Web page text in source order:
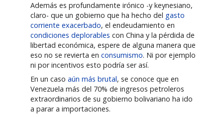
Además es profundamente irónico -y keynesiano,
claro- que un gobierno que ha hecho del gasto
corriente exacerbado, el endeudamiento en
condiciones deplorables con China y la pérdida de
libertad económica, espere de alguna manera que
eso no se revierta enconsumismo. Ni por ejemplo
ni por incentivos esto podría ser así.
En un casoaún más brutal, se conoce que en
Venezuela más del 70% de ingresos petroleros
extraordinarios de su gobierno bolivariano ha ido
a parar a importaciones.